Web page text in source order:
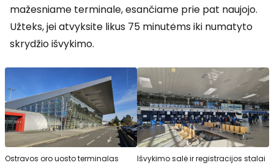
mažesniame terminale, esančiame prie pat naujojo.
Užteks, jei atvyksite likus 75 minutėms iki numatyto
skrydžio išvykimo.
Ostravos oro uosto terminalas Išvykimo salė ir registracijos stalai